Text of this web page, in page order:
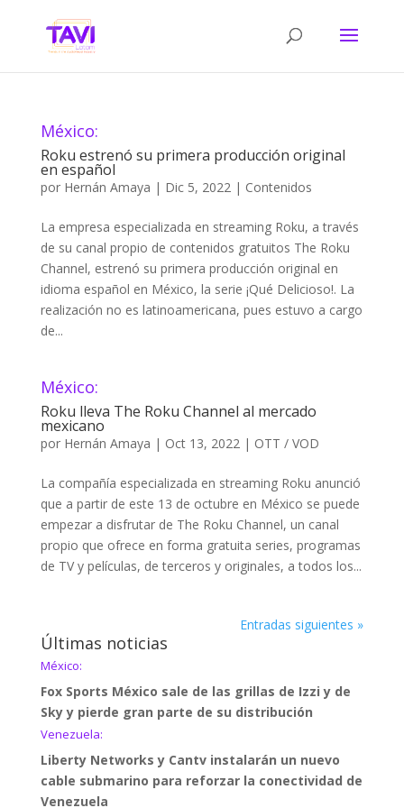
México:
Roku estrenó su primera producción original
en español
por Hernán Amaya | Dic 5, 2022| Contenidos
La empresa especializada en streaming Roku, a través
de su canal propio de contenidos gratuitos The Roku
Channel, estrenó su primera producción original en
idioma español en México, la serie ¡Qué Delicioso!. La
realización no es latinoamericana, pues estuvo a cargo
de...
México:
Roku lleva The Roku Channel al mercado
mexicano
por Hernán Amaya | Oct 13, 2022| OTT / VOD
La compañía especializada en streaming Roku anunció
que a partir de este 13 de octubre en México se puede
empezar a disfrutar de The Roku Channel, un canal
propio que ofrece en forma gratuita series, programas
de TV y películas, de terceros y originales, a todos los...
Entradas siguientes »
Últimas noticias
México:
Fox Sports México sale de las grillas de Izzi y de
Sky y pierde gran parte de su distribución
Venezuela:
Liberty Networks y Cantv instalarán un nuevo
cable submarino para reforzar la conectividad de
Venezuela